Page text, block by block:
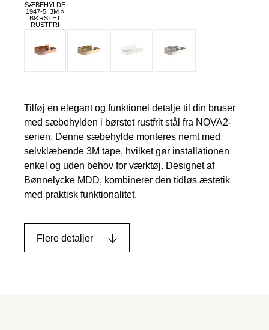
SÆBEHYLDE
1947-5, 3M »
BØRSTET
RUSTFRI
Tilføj en elegant og funktionel detalje til din bruser
med sæbehylden i børstet rustfrit stål fra NOVA2-
serien. Denne sæbehylde monteres nemt med
selvklæbende 3M tape, hvilket gør installationen
enkel og uden behov for værktøj. Designet af
Bønnelycke MDD, kombinerer den tidløs æstetik
med praktisk funktionalitet.
Flere detaljer